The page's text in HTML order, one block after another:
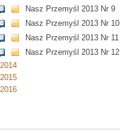
Nasz Przemyśl 2013 Nr 9
Nasz Przemyśl 2013 Nr 10
Nasz Przemyśl 2013 Nr 11
Nasz Przemyśl 2013 Nr 12
2014
2015
2016